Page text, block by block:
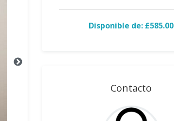
Disponible de: £585.00
Contacto